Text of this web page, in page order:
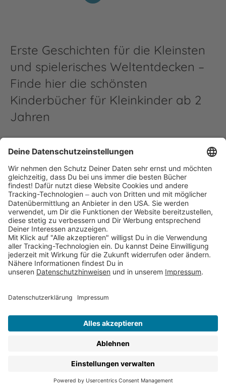
Erste Geschichten für die Kleinsten
und spielerisches Weltentdecken –
Finde hier die schönsten
Kinderbücher für Kleinkinder ab 2
Jahren
2, bist aber unsicher, welches Buch Du wählen sollst
und welche Bücher für Kleinkinder geeignet sind? Diese
Seiten geben Dir den Überblick über all unsere
Kinderbücher ab 2 Jahren. Egal obBilderbücheroder
Vorlesebücher mit Kurzgeschichten für Kleinkinder, ob
robustePappbilderbücher,WimmelbücheroderGute-
Nacht-Geschichten– stöbere Dich durch und entdecke
genau das richtige Buch für Dein Kind.
Für Kinder ab 2 Jahren erscheinen in den Thienemann
Verlagen:
Pappbilderbücher
Wimmelbücher
Vorlesebücher
Kinderbuch-Klassiker
Kinderbuch-Reihen
Christliche Kinderbücher